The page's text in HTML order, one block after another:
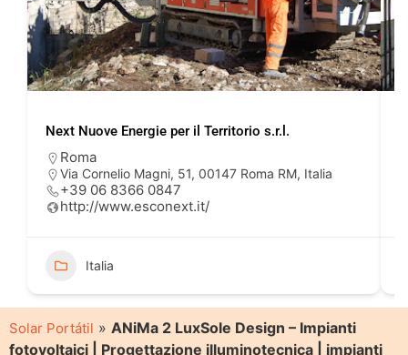
Next Nuove Energie per il Territorio s.r.l.
Roma
Via Cornelio Magni, 51, 00147 Roma RM, Italia
+39 06 8366 0847
http://www.esconext.it/
Italia
Solar Portátil » ANiMa 2 LuxSole Design – Impianti
fotovoltaici | Progettazione illuminotecnica | impianti